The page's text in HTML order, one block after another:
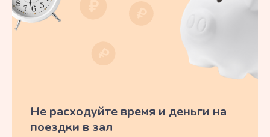
Не расходуйте время и деньги на
поездки в зал